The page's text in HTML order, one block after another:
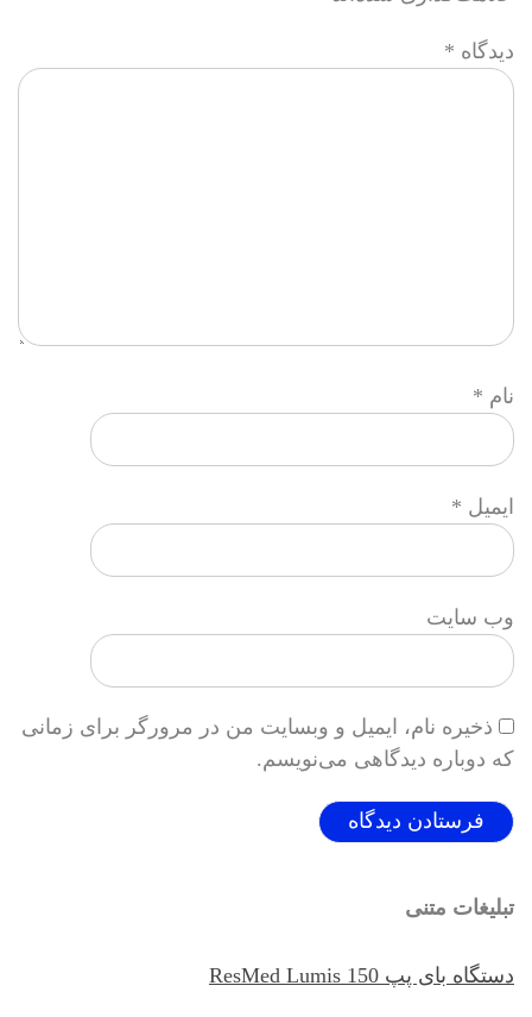
دیدگاه *
نام *
ایمیل *
وب‌ سایت
ذخیره نام، ایمیل و وبسایت من در مرورگر برای زمانی
که دوباره دیدگاهی می‌نویسم.
تبلیغات متنی
دستگاه بای پپ ResMed Lumis 150